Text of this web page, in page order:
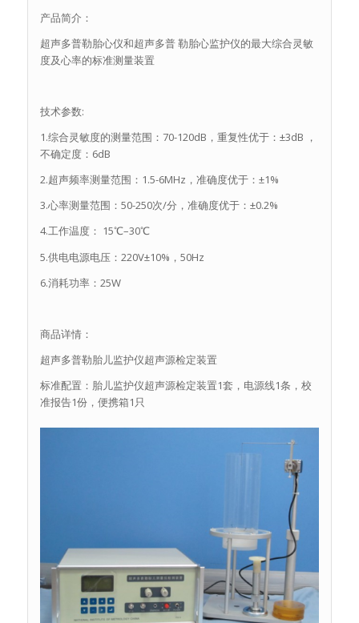
产品简介：
超声多普勒胎心仪和超声多普 勒胎心监护仪的最大综合灵敏
度及心率的标准测量装置
技术参数:
1.综合灵敏度的测量范围：70-120dB，重复性优于：±3dB ，
不确定度：6dB
2.超声频率测量范围：1.5-6MHz，准确度优于：±1%
3.心率测量范围：50-250次/分，准确度优于：±0.2%
4.工作温度： 15℃–30℃
5.供电电源电压：220V±10%，50Hz
6.消耗功率：25W
商品详情：
超声多普勒胎儿监护仪超声源检定装置
标准配置：胎儿监护仪超声源检定装置1套，电源线1条，校
准报告1份，便携箱1只